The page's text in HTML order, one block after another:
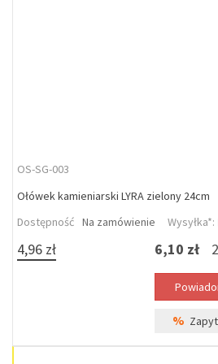
OS-SG-003
Ołówek kamieniarski LYRA zielony 24cm
Dostępność Na zamówienie Wysyłka*:
4,96 zł 6,10 zł
%